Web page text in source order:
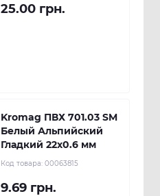
25.00 грн.
Kromag ПВХ 701.03 SM
Белый Альпийский
Гладкий 22х0.6 мм
Код товара: 00063815
9.69 грн.